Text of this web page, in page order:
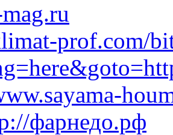
prof.com/
фарнедо.рф